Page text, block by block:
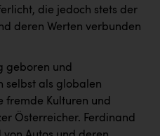
die jedoch stets der
deren Werten verbunden
geboren und
selbst als globalen
fremde Kulturen und
Österreicher. Ferdinand